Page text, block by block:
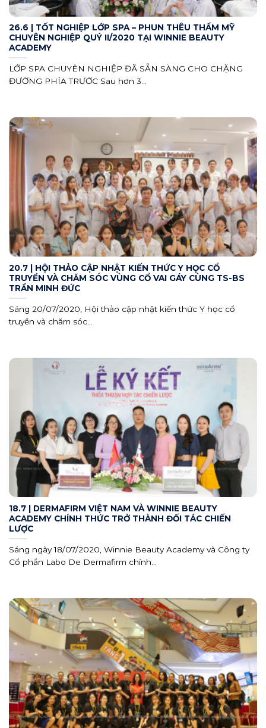
26.6 | TỐT NGHIỆP LỚP SPA – PHUN THÊU THẨM MỸ
CHUYÊN NGHIỆP QUÝ II/2020 TẠI WINNIE BEAUTY
ACADEMY
LỚP SPA CHUYÊN NGHIỆP ĐÃ SẴN SÀNG CHO CHẶNG
ĐƯỜNG PHÍA TRƯỚC Sau hơn 3...
20.7 | HỘI THẢO CẬP NHẬT KIẾN THỨC Y HỌC CỔ
TRUYỀN VÀ CHĂM SÓC VÙNG CỔ VAI GÁY CÙNG TS-BS
TRẦN MINH ĐỨC
Sáng 20/07/2020, Hội thảo cập nhật kiến thức Y học cổ
truyền và chăm sóc...
18.7 | DERMAFIRM VIỆT NAM VÀ WINNIE BEAUTY
ACADEMY CHÍNH THỨC TRỞ THÀNH ĐỐI TÁC CHIẾN
LƯỢC
Sáng ngày 18/07/2020, Winnie Beauty Academy và Công ty
Cổ phần Labo De Dermafirm chính...